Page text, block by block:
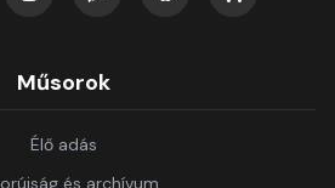
Műsorok
Élő adás
és archívum